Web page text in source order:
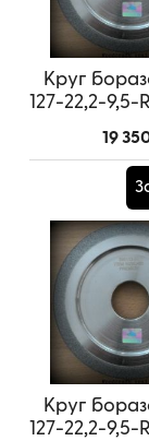
Круг
127-22,2-9,5-
(Корея)
19
Круг
127-22,2-9,5-